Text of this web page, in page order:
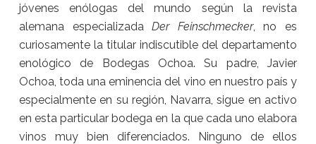
jóvenes enólogas del mundo según la revista
alemana especializadaDer Feinschmecker, no es
curiosamente la titular indiscutible del departamento
enológico de Bodegas Ochoa. Su padre, Javier
Ochoa, toda una eminencia del vino en nuestro país y
especialmente en su región, Navarra, sigue en activo
en esta particular bodega en la que cada uno elabora
vinos muy bien diferenciados. Ninguno de ellos